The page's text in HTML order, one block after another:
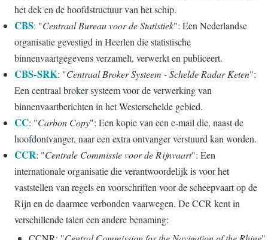
het dek en de hoofdstructuur van het schip.
CBS: "Centraal Bureau voor de Statistiek": Een Nederlandse
organisatie gevestigd in Heerlen die statistische
binnenvaartgegevens verzamelt, verwerkt en publiceert.
CBS-SRK: "Centraal Broker Systeem - Schelde Radar Keten":
Een centraal broker systeem voor de verwerking van
binnenvaartberichten in het Westerschelde gebied.
CC: "Carbon Copy": Een kopie van een e-mail die, naast de
hoofdontvanger, naar een extra ontvanger verstuurd kan worden.
CCR: "Centrale Commissie voor de Rijnvaart": Een
internationale organisatie die verantwoordelijk is voor het
vaststellen van regels en voorschriften voor de scheepvaart op de
Rijn en de daarmee verbonden vaarwegen. De CCR kent in
verschillende talen een andere benaming: